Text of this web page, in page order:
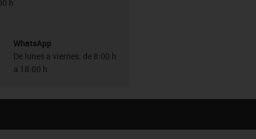
h
WhatsApp
De lunes a viernes: de 8:00 h
a 18:00 h